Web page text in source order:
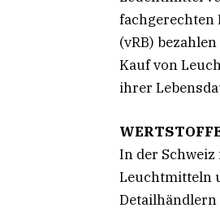
fachgerechten
(vRB)
Kauf von
ihrer
In der
Leuchtmitteln
Detailhändlern